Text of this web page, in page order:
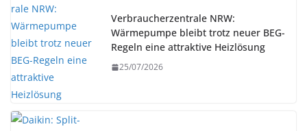
Verbraucherzentrale NRW:
Wärmepumpe bleibt trotz neuer BEG-
Regeln eine attraktive Heizlösung
25/07/2026